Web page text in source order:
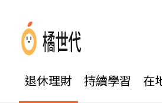
退休理財 持續學習 在